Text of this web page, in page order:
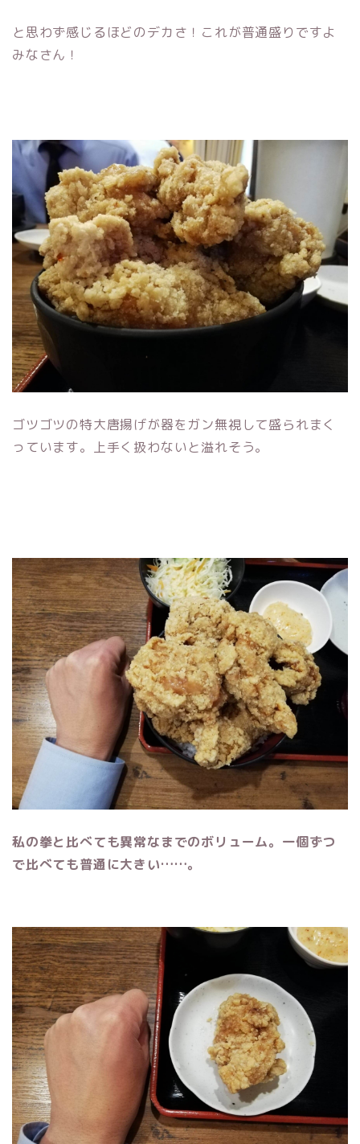
と思わず感じるほどのデカさ！これが普通盛りですよ
みなさん！
ゴツゴツの特大唐揚げが器をガン無視して盛られまく
っています。上手く扱わないと溢れそう。
私の拳と比べても異常なまでのボリューム。 一個ずつ
で比べても普通に大きい……。